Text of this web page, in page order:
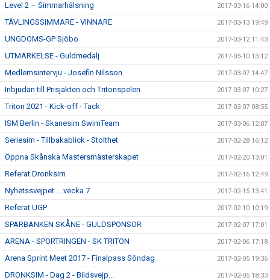
Level 2 – Simmarhälsning 2017-03-16 14:00
TÄVLINGSSIMMARE - VINNARE 2017-03-13 19:49
UNGDOMS-GP Sjöbo 2017-03-12 11:43
UTMÄRKELSE - Guldmedalj 2017-03-10 13:12
Medlemsintervju - Josefin Nilsson 2017-03-07 14:47
Inbjudan till Prisjakten och Tritonspelen 2017-03-07 10:27
Triton 2021 - Kick-off - Tack 2017-03-07 08:55
ISM Berlin - Skanesim SwimTeam 2017-03-06 12:07
Seriesim - Tillbakablick - Stolthet 2017-02-28 16:12
Öppna Skånska Mastersmästerskapet 2017-02-20 13:01
Referat Dronksim 2017-02-16 12:49
Nyhetssvejpet.....vecka 7 2017-02-15 13:41
Referat UGP 2017-02-10 10:19
SPARBANKEN SKÅNE - GULDSPONSOR 2017-02-07 17:01
ARENA - SPORTRINGEN - SK TRITON 2017-02-06 17:18
Arena Sprint Meet 2017 - Finalpass Söndag 2017-02-05 19:36
DRONKSIM - Dag 2 - Bildsvejp... 2017-02-05 18:33